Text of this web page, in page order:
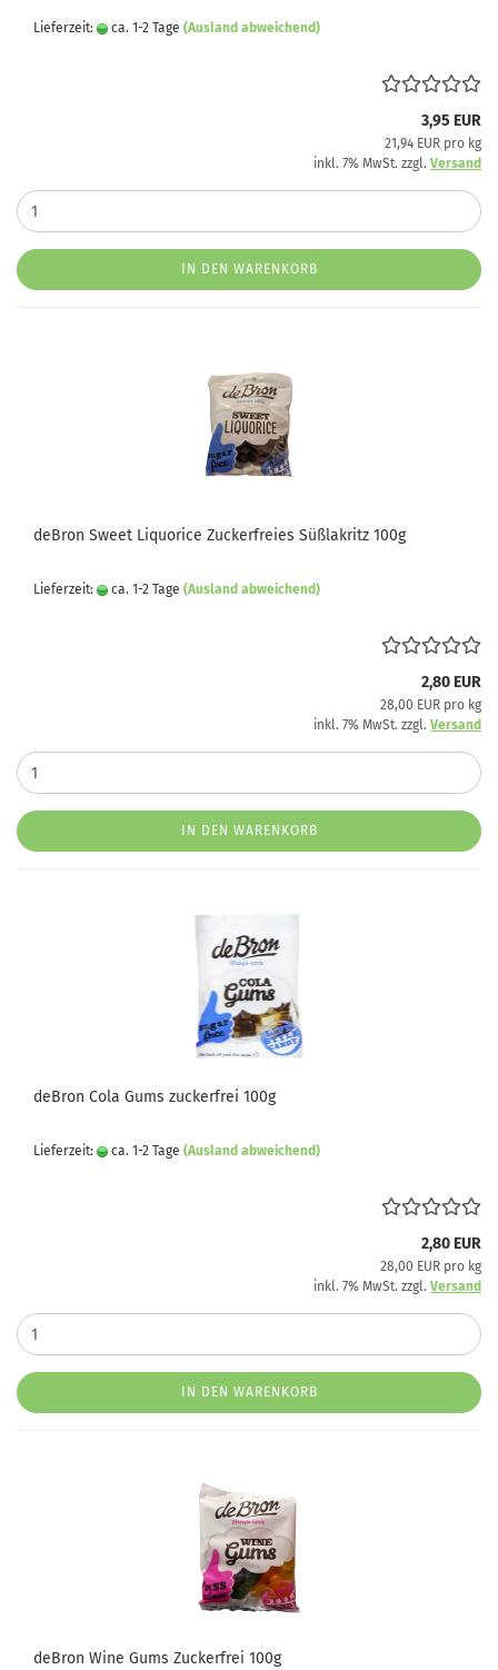
Lieferzeit: ca. 1-2 Tage (Ausland abweichend)
3,95 EUR
21,94 EUR pro kg
inkl. 7% MwSt. zzgl. Versand
IN DEN WARENKORB
deBron Sweet Liquorice Zuckerfreies Süßlakritz 100g
Lieferzeit: ca. 1-2 Tage (Ausland abweichend)
2,80 EUR
28,00 EUR pro kg
inkl. 7% MwSt. zzgl. Versand
IN DEN WARENKORB
deBron Cola Gums zuckerfrei 100g
Lieferzeit: ca. 1-2 Tage (Ausland abweichend)
2,80 EUR
28,00 EUR pro kg
inkl. 7% MwSt. zzgl. Versand
IN DEN WARENKORB
deBron Wine Gums Zuckerfrei 100g